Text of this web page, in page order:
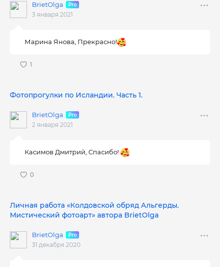
BrietOlga
3 января 2021
Марина Янова, Прекрасно!
Фотопрогулки по Исландии. Часть 1.
BrietOlga
2 января 2021
Касимов Дмитрий, Спасибо!
Личная работа «Колдовской обряд Альгерды.
Мистический фотоарт» автора BrietOlga
BrietOlga
31 декабря 2020